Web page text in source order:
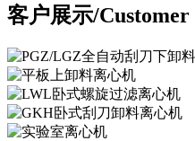
客户展示/